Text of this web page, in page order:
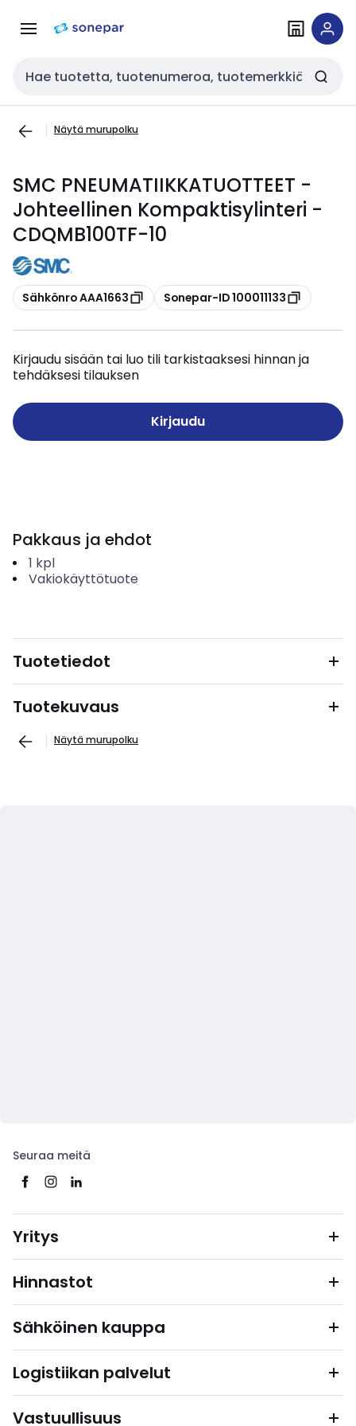
navigointiinsisältöön
Haku
Näytä murupolku
SMC PNEUMATIIKKATUOTTEET -
Johteellinen Kompaktisylinteri -
CDQMB100TF-10
Kopioi
Sähkönro AAA1663 Kopioi
Sonepar-ID 100011133
Kirjaudu sisään tai luo tili tarkistaaksesi hinnan ja
tehdäksesi tilauksen
Kirjaudu
Pakkaus ja ehdot
1 kpl
Vakiokäyttötuote
Tuotetiedot
Tuotekuvaus
Näytä murupolku
Seuraa meitä
Yritys
Hinnastot
Sähköinen kauppa
Logistiikan palvelut
Vastuullisuus